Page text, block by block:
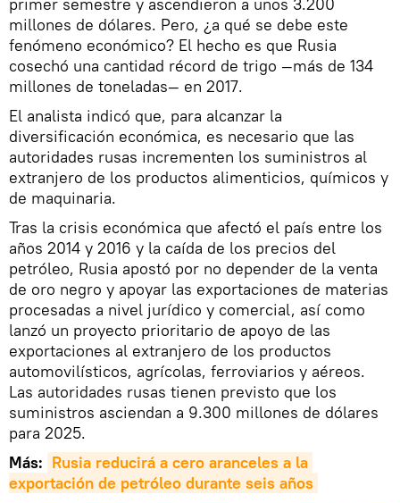
millones de dólares. Pero, ¿a qué se debe este
fenómeno económico? El hecho es que Rusia
cosechó una cantidad récord de trigo —más de 134
millones de toneladas— en 2017.
El analista indicó que, para alcanzar la
diversificación económica, es necesario que las
autoridades rusas incrementen los suministros al
extranjero de los productos alimenticios, químicos y
de maquinaria.
Tras la crisis económica que afectó el país entre los
años 2014 y 2016 y la caída de los precios del
petróleo, Rusia apostó por no depender de la venta
de oro negro y apoyar las exportaciones de materias
procesadas a nivel jurídico y comercial, así como
lanzó un proyecto prioritario de apoyo de las
exportaciones al extranjero de los productos
automovilísticos, agrícolas, ferroviarios y aéreos.
Las autoridades rusas tienen previsto que los
suministros asciendan a 9.300 millones de dólares
para 2025.
Más: Rusia reducirá a cero aranceles a la
exportación de petróleo durante seis años